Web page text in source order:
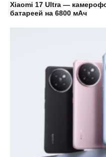
Xiaomi 17 Ultra —
батареей на 6800 мАч